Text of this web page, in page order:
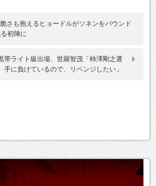
さも抱えるヒョードルがソネンをパウンド
初陣に
帯ライト級出場、世羅智茂「柿澤剛之選
手に負けているので、リベンジしたい」